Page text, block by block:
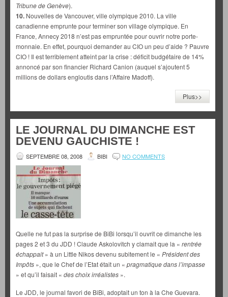
Tribune de Genève).
10. Nouvelles de Vancouver, ville olympique 2010. La ville
canadienne emprunte pour terminer son village olympique. En
France, Annecy 2018 n’est pas empruntée pour ouvrir notre porte-
monnaie. En effet, pourquoi demander au CIO un peu d’aide ? Pauvre
CIO ! Il est terriblement atteint par la crise : déficit budgétaire de 14%
annoncé par son financier Richard Canion (auquel s’ajoutent 5
millions de dollars engloutis dans l’Affaire Madoff).
Plus>>
LE JOURNAL DU DIMANCHE EST
DEVENU GAUCHISTE !
SEPTEMBRE 08, 2008 BIBI NO COMMENTS
Quelle ne fut pas la surprise de BiBi lorsqu’il ouvrit ce dimanche les
pages 2 et 3 du JDD ! Claude Askolovitch y clamait que la « rentrée
échappait» à un Little Nikos devenu subitement le « Président des
Impôts », que le Chef de l’Etat était un « pragmatique dans l’impasse
» et qu’il faisait « des choix irréalistes ».
Le JDD, le journal favori de BiBi, adoptait un ton à la Che Guevara.